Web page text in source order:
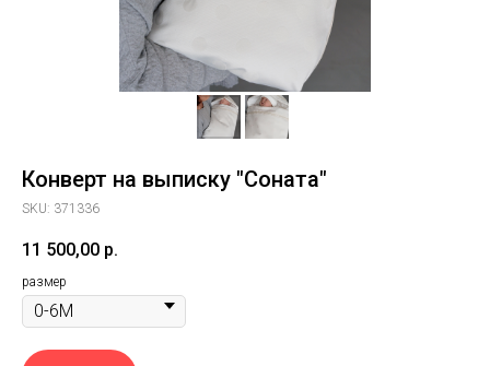
Конверт на выписку "Соната"
SKU: 371336
11 500,00 р.
размер